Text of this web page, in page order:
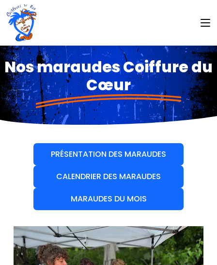
Nos maraudes Coiffure du
Cœur
PRÉSENTATION DES MARAUDES
CALENDRIER DES MARAUDES
MARAUDES DU MOIS